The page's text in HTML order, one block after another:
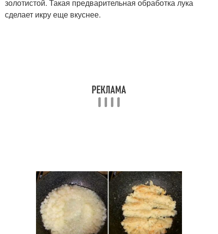
золотистой. Такая предварительная обработка лука
сделает икру еще вкуснее.